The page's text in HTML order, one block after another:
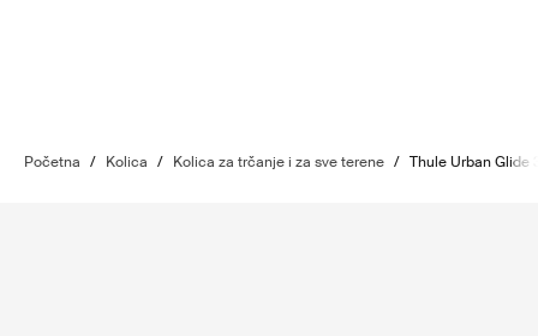
Početna / Kolica / Kolica za trčanje i za sve terene / Thule Urban Glide